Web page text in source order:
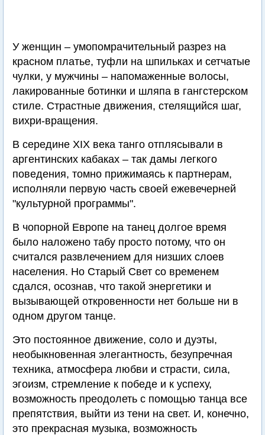
У женщин – умопомрачительный разрез на
красном платье, туфли на шпильках и сетчатые
чулки, у мужчины – напомаженные волосы,
лакированные ботинки и шляпа в гангстерском
стиле. Страстные движения, стелящийся шаг,
вихри-вращения.
В середине XIX века танго отплясывали в
аргентинских кабаках – так дамы легкого
поведения, томно прижимаясь к партнерам,
исполняли первую часть своей ежевечерней
"культурной программы".
В чопорной Европе на танец долгое время
было наложено табу просто потому, что он
считался развлечением для низших слоев
населения. Но Старый Свет со временем
сдался, осознав, что такой энергетики и
вызывающей откровенности нет больше ни в
одном другом танце.
Это постоянное движение, соло и дуэты,
необыкновенная элегантность, безупречная
техника, атмосфера любви и страсти, сила,
эгоизм, стремление к победе и к успеху,
возможность преодолеть с помощью танца все
препятствия, выйти из тени на свет. И, конечно,
это прекрасная музыка, возможность